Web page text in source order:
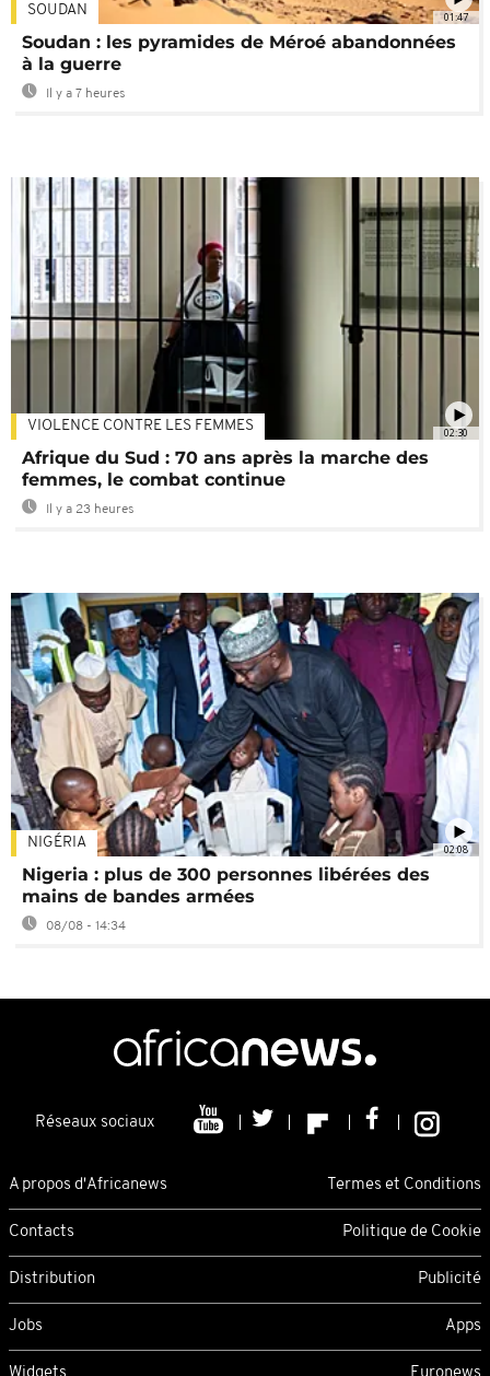
01:47
SOUDAN
Soudan : les pyramides de Méroé abandonnées
à la guerre
Il y a 7 heures
02:30
VIOLENCE CONTRE LES FEMMES
Afrique du Sud : 70 ans après la marche des
femmes, le combat continue
Il y a 23 heures
02:08
NIGÉRIA
Nigeria : plus de 300 personnes libérées des
mains de bandes armées
08/08 - 14:34
Réseaux sociaux
A propos d'Africanews Termes et Conditions
Contacts Politique de Cookie
Distribution Publicité
Jobs Apps